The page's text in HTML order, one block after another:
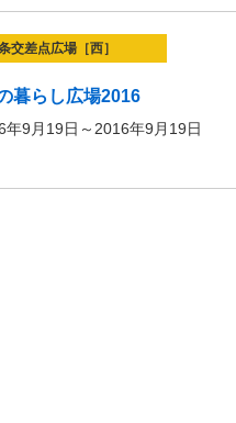
交差点広場［西］
暮らし広場2016
年9月19日～2016年9月19日